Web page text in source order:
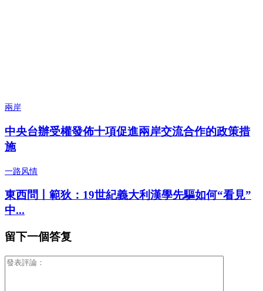
兩岸
中央台辦受權發佈十項促進兩岸交流合作的政策措
施
一路风情
東西問丨範狄：19世紀義大利漢學先驅如何“看見”
中...
留下一個答复